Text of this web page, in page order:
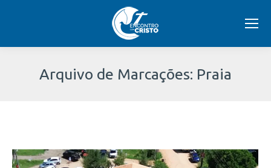
Arquivo de Marcações: Praia
aqui: